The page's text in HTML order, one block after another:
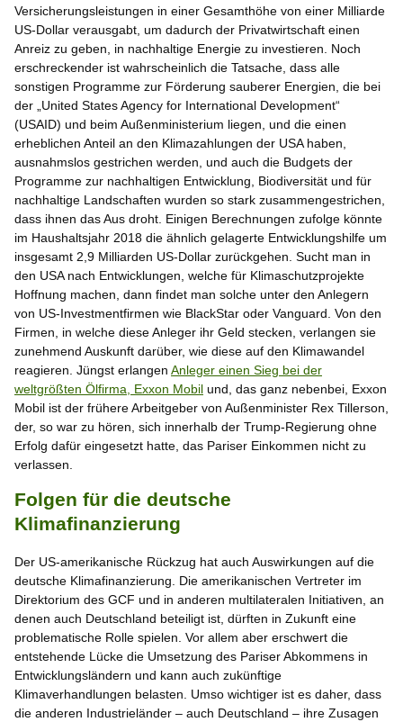
Versicherungsleistungen in einer Gesamthöhe von einer Milliarde
US-Dollar verausgabt, um dadurch der Privatwirtschaft einen
Anreiz zu geben, in nachhaltige Energie zu investieren. Noch
erschreckender ist wahrscheinlich die Tatsache, dass alle
sonstigen Programme zur Förderung sauberer Energien, die bei
der „United States Agency for International Development“
(USAID) und beim Außenministerium liegen, und die einen
erheblichen Anteil an den Klimazahlungen der USA haben,
ausnahmslos gestrichen werden, und auch die Budgets der
Programme zur nachhaltigen Entwicklung, Biodiversität und für
nachhaltige Landschaften wurden so stark zusammengestrichen,
dass ihnen das Aus droht. Einigen Berechnungen zufolge könnte
im Haushaltsjahr 2018 die ähnlich gelagerte Entwicklungshilfe um
insgesamt 2,9 Milliarden US-Dollar zurückgehen. Sucht man in
den USA nach Entwicklungen, welche für Klimaschutzprojekte
Hoffnung machen, dann findet man solche unter den Anlegern
von US-Investmentfirmen wie BlackStar oder Vanguard. Von den
Firmen, in welche diese Anleger ihr Geld stecken, verlangen sie
zunehmend Auskunft darüber, wie diese auf den Klimawandel
reagieren. Jüngst erlangen Anleger einen Sieg bei der
weltgrößten Ölfirma, Exxon Mobil und, das ganz nebenbei, Exxon
Mobil ist der frühere Arbeitgeber von Außenminister Rex Tillerson,
der, so war zu hören, sich innerhalb der Trump-Regierung ohne
Erfolg dafür eingesetzt hatte, das Pariser Einkommen nicht zu
verlassen.
Folgen für die deutsche
Klimafinanzierung
Der US-amerikanische Rückzug hat auch Auswirkungen auf die
deutsche Klimafinanzierung. Die amerikanischen Vertreter im
Direktorium des GCF und in anderen multilateralen Initiativen, an
denen auch Deutschland beteiligt ist, dürften in Zukunft eine
problematische Rolle spielen. Vor allem aber erschwert die
entstehende Lücke die Umsetzung des Pariser Abkommens in
Entwicklungsländern und kann auch zukünftige
Klimaverhandlungen belasten. Umso wichtiger ist es daher, dass
die anderen Industrieländer – auch Deutschland – ihre Zusagen